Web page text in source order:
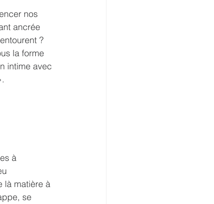
nos
ancrée
?
la forme
intime avec
à
là matière à
se